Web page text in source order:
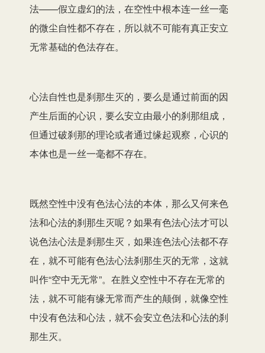
法——假立虚幻的法，在空性中根本连一丝一毫
的微尘自性都不存在，所以就不可能有真正安立
无常基础的色法存在。
心法自性也是刹那生灭的，要么是通过前面的因
产生后面的心识，要么安立由最小的刹那组成，
但通过破刹那的理论或者通过缘起观察，心识的
本体也是一丝一毫都不存在。
既然空性中没有色法心法的本体，那么又何来色
法和心法的刹那生灭呢？如果有色法心法才可以
说色法心法是刹那生灭，如果连色法心法都不存
在，就不可能有色法心法刹那生灭的无常，这就
叫作“空中无无常”。在胜义空性中不存在无常的
法，就不可能有缘无常而产生的颠倒，就像空性
中没有色法和心法，就不会安立色法和心法的刹
那生灭。